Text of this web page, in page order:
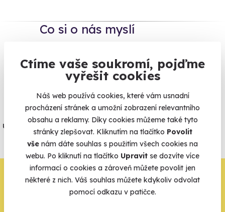
Ctíme vaše soukromí, pojďme
vyřešit cookies
Náš web používá cookies, které vám usnadní
procházení stránek a umožní zobrazení relevantního
obsahu a reklamy. Díky cookies můžeme také tyto
stránky zlepšovat. Kliknutím na tlačítko Povolit
vše nám dáte souhlas s použitím všech cookies na
webu. Po kliknutí na tlačítko Upravit se dozvíte více
informací o cookies a zároveň můžete povolit jen
některé z nich. Váš souhlas můžete kdykoliv odvolat
pomocí odkazu v patičce.
Co si o nás myslí
Vše umíme pojistit
Jeden nikdy neví. Máme nejvyšší
úrazové pojištění z nabídky zážitkových
agentur.
Vše o pojištění
Zbývá jeden krok,
zbytek zařídíme my